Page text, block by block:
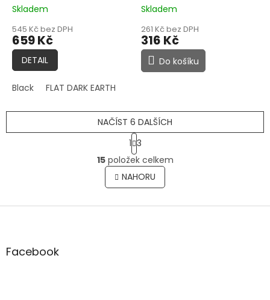
Skladem
545 Kč bez DPH
659 Kč
DETAIL
Black FLAT DARK EARTH
Skladem
261 Kč bez DPH
316 Kč
Do košíku
O
v
l
á
NAČÍST 6 DALŠÍCH
S
t
r
á
n
k
v
1 3
15položek celkem
NAHORU
Z
aFacebook